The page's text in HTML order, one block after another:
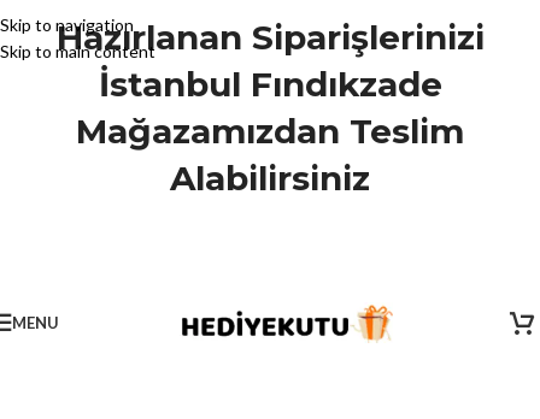
Skip to navigation
Skip to main content
Hazırlanan Siparişlerinizi
İstanbul Fındıkzade
Mağazamızdan Teslim
Alabilirsiniz
MENU